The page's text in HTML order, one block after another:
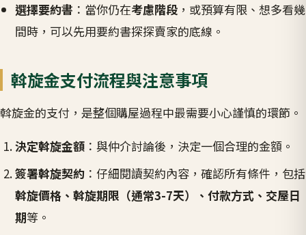
選擇要約書 ：當你仍在考慮階段 ，或預算有限、想多看幾
間時，可以先用要約書探探賣家的底線。
斡旋金支付流程與注意事項
斡旋金的支付，是整個購屋過程中最需要小心謹慎的環節。
決定斡旋金額 ：與仲介討論後，決定一個合理的金額。
簽署斡旋契約 ：仔細閱讀契約內容，確認所有條件，包括
斡旋價格、斡旋期限（通常3-7天）、付款方式、交屋日
期等。